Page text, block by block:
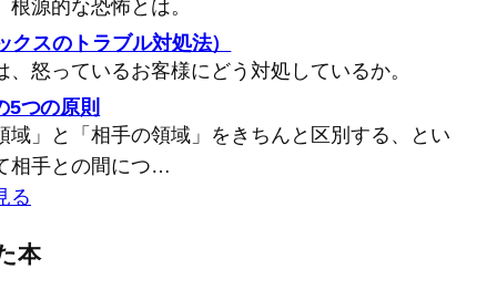
源的な恐怖とは。
スのトラブル対処法）
怒っているお客様にどう対処しているか。
5つの原則
域」と「相手の領域」をきちんと区別する、とい
相手との間につ…
る
本